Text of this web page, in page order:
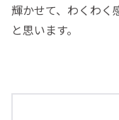
輝かせて、わくわく
と思います。